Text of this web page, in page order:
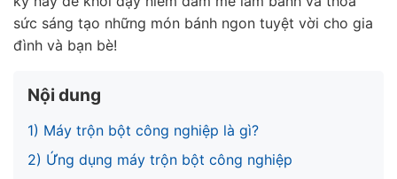
sức sáng tạo những món bánh ngon tuyệt vời cho gia
đình và bạn bè!
Nội dung
1) Máy trộn bột công nghiệp là gì?
2) Ứng dụng máy trộn bột công nghiệp